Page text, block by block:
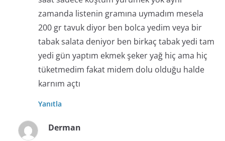
zamanda listenin gramına uymadım mesela
200 gr tavuk diyor ben bolca yedim veya bir
tabak salata deniyor ben birkaç tabak yedi tam
yedi gün yaptım ekmek şeker yağ hiç ama hiç
tüketmedim fakat midem dolu olduğu halde
karnım açtı
Yanıtla
Derman